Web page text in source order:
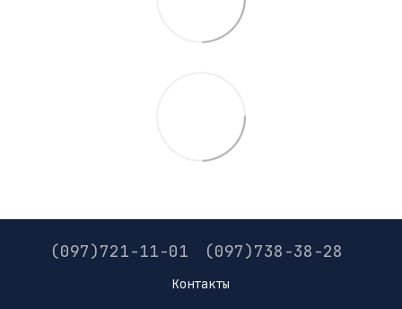
(097)721-11-01 (097)738-38-28
Контакты